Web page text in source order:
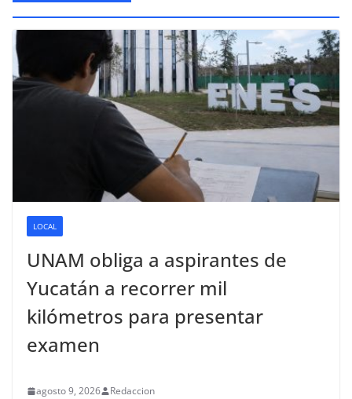
LOCAL
UNAM obliga a aspirantes de
Yucatán a recorrer mil
kilómetros para presentar
examen
agosto 9, 2026 Redaccion